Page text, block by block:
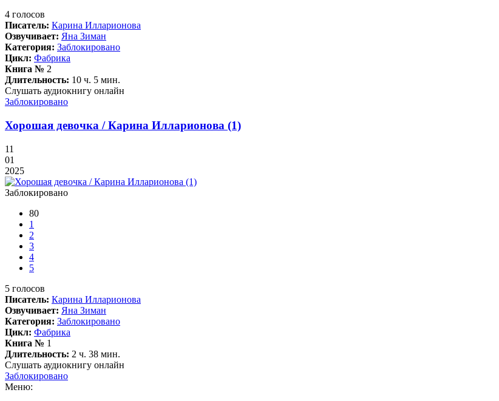
4 голосов
Писатель: Карина Илларионова
Озвучивает: Яна Зиман
Категория: Заблокировано
Цикл: Фабрика
Книга № 2
Длительность: 10 ч. 5 мин.
Слушать аудиокнигу онлайн
Заблокировано
Хорошая девочка / Карина Илларионова (1)
11
01
2025
Заблокировано
80
1
2
3
4
5
5 голосов
Писатель: Карина Илларионова
Озвучивает: Яна Зиман
Категория: Заблокировано
Цикл: Фабрика
Книга № 1
Длительность: 2 ч. 38 мин.
Слушать аудиокнигу онлайн
Заблокировано
Меню: